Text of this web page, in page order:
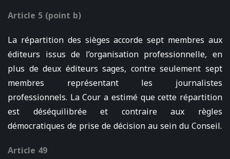
Article 5 (point b)
La répartition des sièges accorde sept membres aux
éditeurs issus de l’organisation professionnelle, en
plus de deux éditeurs sages, contre seulement sept
membres représentant les journalistes
professionnels. La Cour a estimé que cette répartition
est déséquilibrée et contraire aux règles
démocratiques de prise de décision au sein du Conseil.
Article 49